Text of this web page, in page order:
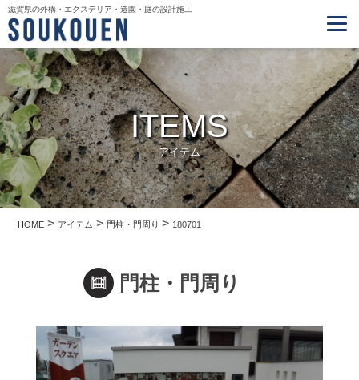
滋賀県の外構・エクステリア・造園・庭の設計施工
ITEMS
アイテム
HOME > アイテム > 門柱・門周り> 180701
門柱・門周り